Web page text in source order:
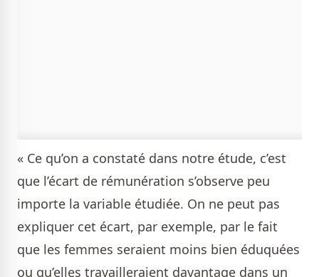
« Ce qu’on a constaté dans notre étude, c’est
que l’écart de rémunération s’observe peu
importe la variable étudiée. On ne peut pas
expliquer cet écart, par exemple, par le fait
que les femmes seraient moins bien éduquées
ou qu’elles travailleraient davantage dans un